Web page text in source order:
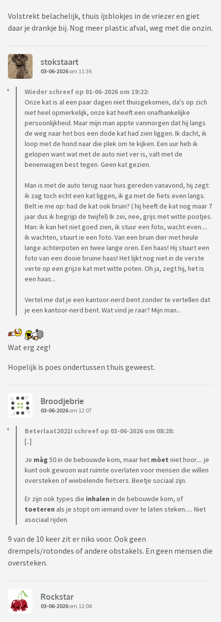
Volstrekt belachelijk, thuis ijsblokjes in de vriezer en giet
daar je drankje bij. Nog meer plastic afval, weg met die onzin.
stokstaart
03-06-2026om 11:36
Wieder schreef op 01-06-2026 om 19:22:
Onze kat is al een paar dagen niet thuisgekomen, da's op zich
niet heel opmerkelijk, onze kat heeft een onafhankelijke
persoonlijkheid. Maar mijn man appte vanmorgen dat hij langs
de weg naar het bos een dode kat had zien liggen. Ik dacht, ik
loop met de hond naar die plek om te kijken. Een uur heb ik
gelopen want wat met de auto niet ver is, valt met de
benenwagen best tegen. Geen kat gezien.
Man is met de auto terug naar huis gereden vanavond, hij zegt:
ik zag toch echt een kat liggen, ik ga met de fiets even langs.
Belt ie me op: had de kat ook bruin? ( hij heeft de kat nog maar 7
jaar dus ik begrijp de twijfel) Ik zei, nee, grijs met witte pootjes.
Man: ik kan het niet goed zien, ik stuur een foto, wacht even....
ik wachten, stuurt ie een foto. Van een bruin dier met heule
lange achterpoten en twee lange oren. Een haas! Hij stuurt een
foto van een dooie bruine haas! Het lijkt nog niet in de verste
verte op een grijze kat met witte poten. Oh ja, zegt hij, het is
een haas...
Vertel me dat je een kantoor-nerd bent zonder te vertellen dat
je een kantoor-nerd bent. Wat vind je raar? Mijn man...
Wat erg zeg!
Hopelijk is poes ondertussen thuis geweest.
Broodjebrie
03-06-2026om 12:07
Beterlaat2021! schreef op 03-06-2026 om 08:28:
[..]
Je màg 50 in de bebouwde kom, maar het mòet niet hoor.... je
kunt ook gewoon wat ruimte overlaten voor mensen die willen
oversteken of wiebelende fietsers. Beetje sociaal zijn.
Er zijn ook types die inhalen in de bebouwde kom, of
toeteren als je stopt om iemand over te laten steken..... Niet
asociaal rijden.
9 van de 10 keer zit er niks voor. Ook geen
drempels/rotondes of andere obstakels. En geen mensen die
oversteken.
Rockstar
03-06-2026om 12:08